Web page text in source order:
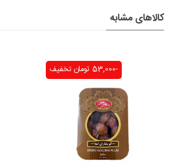
کالاهای مشابه
تخفیف -53,000 تومان